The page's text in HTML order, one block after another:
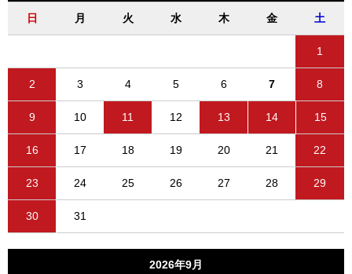
日 月 火 水 木 金 土
1
2 3 4 5 6 7 8
9 10 11 12 13 14 15
16 17 18 19 20 21 22
23 24 25 26 27 28 29
30 31
2026年9月